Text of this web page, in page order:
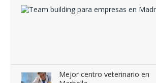
Mejor centro veterinario en